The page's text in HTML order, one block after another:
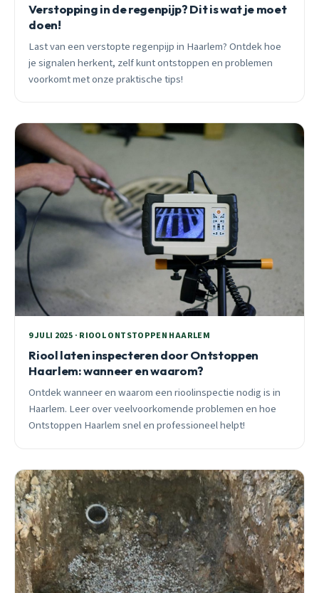
Verstopping in de regenpijp? Dit is wat je moet
doen!
Last van een verstopte regenpijp in Haarlem? Ontdek hoe
je signalen herkent, zelf kunt ontstoppen en problemen
voorkomt met onze praktische tips!
9 JULI 2025 · RIOOL ONTSTOPPEN HAARLEM
Riool laten inspecteren door Ontstoppen
Haarlem: wanneer en waarom?
Ontdek wanneer en waarom een rioolinspectie nodig is in
Haarlem. Leer over veelvoorkomende problemen en hoe
Ontstoppen Haarlem snel en professioneel helpt!